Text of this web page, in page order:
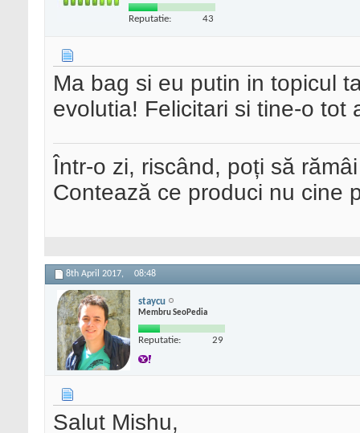
Reputatie: 43
Ma bag si eu putin in topicul
evolutia! Felicitari si tine-o tot
Într-o zi, riscând, poți să
Contează ce produci nu cine
8th April 2017, 08:48
staycu
Membru SeoPedia
Reputatie: 29
Salut Mishu,